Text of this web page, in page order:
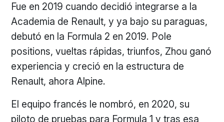
Fue en 2019 cuando decidió integrarse a la
Academia de Renault, y ya bajo su paraguas,
debutó en la Formula 2 en 2019. Pole
positions, vueltas rápidas, triunfos, Zhou ganó
experiencia y creció en la estructura de
Renault, ahora Alpine.
El equipo francés le nombró, en 2020, su
piloto de pruebas para Formula 1 y tras esa